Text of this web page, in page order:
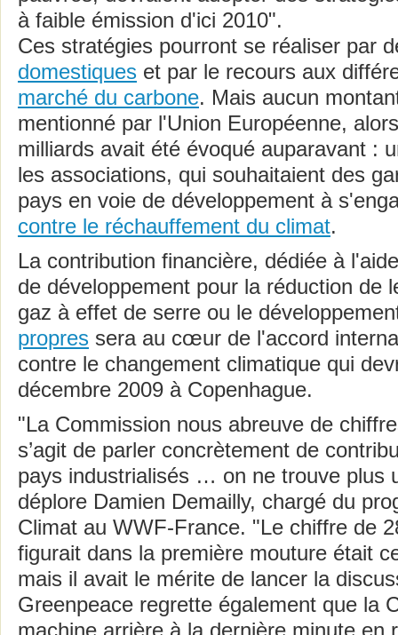
à faible émission d'ici 2010".
Ces stratégies pourront se réaliser par
domestiques et par le recours aux
marché du carbone. Mais aucun
mentionné par l'Union Européenne,
milliards avait été évoqué auparavant :
les associations, qui souhaitaient des
pays en voie de développement à
contre le réchauffement du climat.
La contribution financière, dédiée à
de développement pour la réduction de
gaz à effet de serre ou le
propres sera au cœur de l'accord
contre le changement climatique qui
décembre 2009 à Copenhague.
"La Commission nous abreuve de
s’agit de parler concrètement de
pays industrialisés … on ne trouve plus
déplore Damien Demailly, chargé du
Climat au WWF-France. "Le chiffre de
figurait dans la première mouture était
mais il avait le mérite de lancer la
Greenpeace regrette également que la